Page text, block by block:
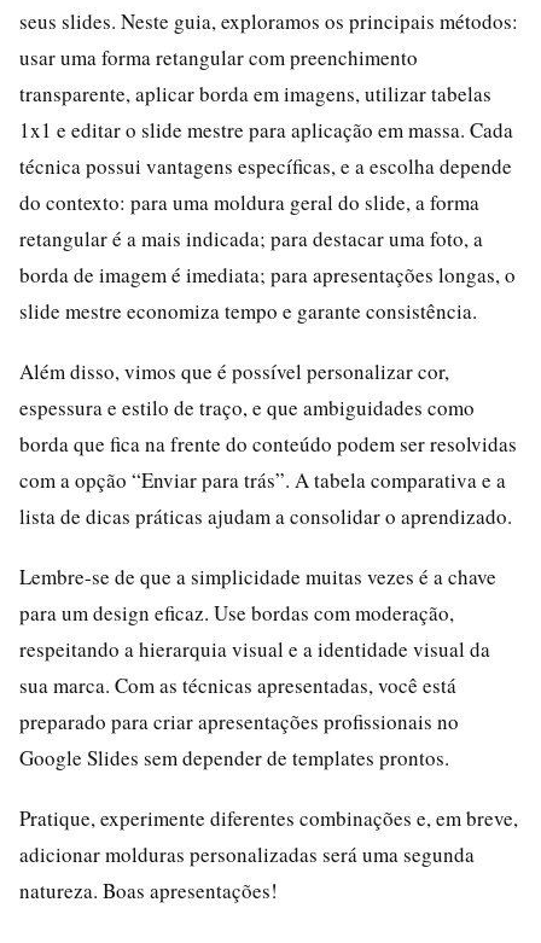
seus slides. Neste guia, exploramos os principais métodos:
usar uma forma retangular com preenchimento
transparente, aplicar borda em imagens, utilizar tabelas
1x1 e editar o slide mestre para aplicação em massa. Cada
técnica possui vantagens específicas, e a escolha depende
do contexto: para uma moldura geral do slide, a forma
retangular é a mais indicada; para destacar uma foto, a
borda de imagem é imediata; para apresentações longas, o
slide mestre economiza tempo e garante consistência.
Além disso, vimos que é possível personalizar cor,
espessura e estilo de traço, e que ambiguidades como
borda que fica na frente do conteúdo podem ser resolvidas
com a opção “Enviar para trás”. A tabela comparativa e a
lista de dicas práticas ajudam a consolidar o aprendizado.
Lembre-se de que a simplicidade muitas vezes é a chave
para um design eficaz. Use bordas com moderação,
respeitando a hierarquia visual e a identidade visual da
sua marca. Com as técnicas apresentadas, você está
preparado para criar apresentações profissionais no
Google Slides sem depender de templates prontos.
Pratique, experimente diferentes combinações e, em breve,
adicionar molduras personalizadas será uma segunda
natureza. Boas apresentações!